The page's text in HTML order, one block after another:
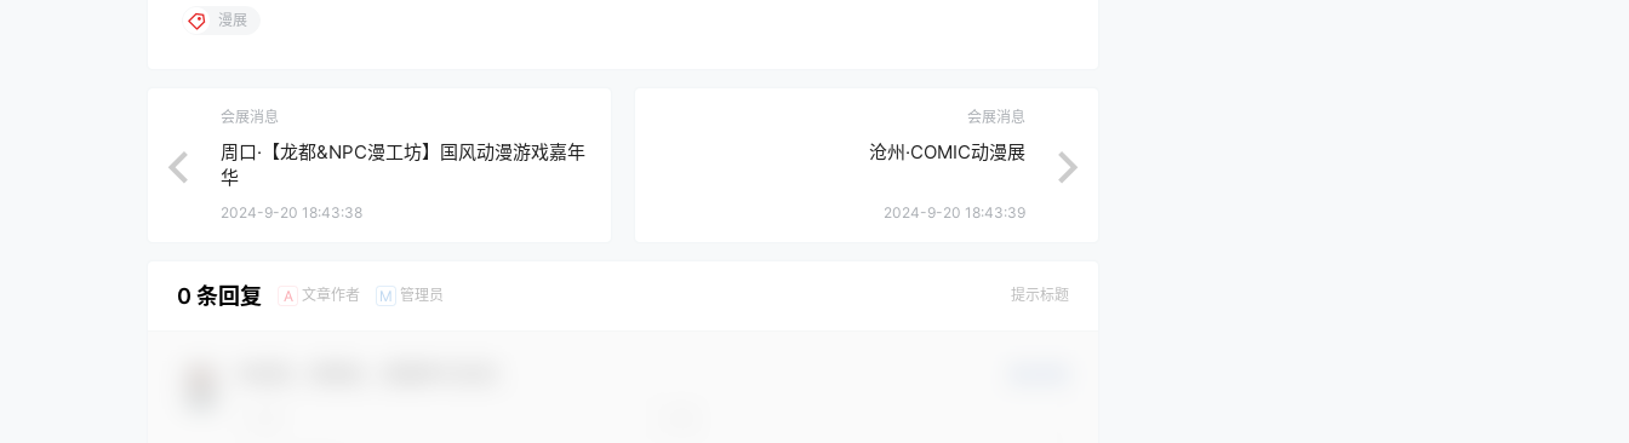
漫展
会展消息
周口·【龙都&NPC漫工坊】国风动漫游戏嘉年
华
2024-9-20 18:43:38
会展消息
沧州·COMIC动漫展
2024-9-20 18:43:39
0 条回复 A 文章作者 M 管理员 提示标题